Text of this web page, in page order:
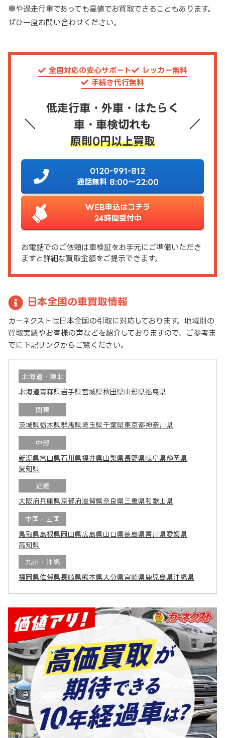
車や過走行車であっても高値でお買取できることもあります。
ぜひ一度お問い合わせください。
全国対応の安心サポート
レッカー無料
手続き代行無料
低走行車・外車・はたらく
車・車検切れも
原則0円以上買取
0120-991-812
通話無料 8:00～22:00
WEB申込はコチラ
24時間受付中
お電話でのご依頼は車検証をお手元にご準備いただき
ますと詳細な買取金額をご提示できます。
日本全国の車買取情報
カーネクストは日本全国の引取に対応しております。地域別の
買取実績やお客様の声などを紹介しておりますので、ご参考ま
でに下記リンクからご覧ください。
北海道・東北
北海道青森県岩手県宮城県秋田県山形県福島県
関東
茨城県栃木県群馬県埼玉県千葉県東京都神奈川県
中部
新潟県富山県石川県福井県山梨県長野県岐阜県静岡県
愛知県
近畿
大阪府兵庫県京都府滋賀県奈良県 三重県和歌山県
中国・四国
鳥取県島根県岡山県広島県山口県徳島県香川県愛媛県
高知県
九州・沖縄
福岡県佐賀県長崎県熊本県大分県宮崎県鹿児島県沖縄県